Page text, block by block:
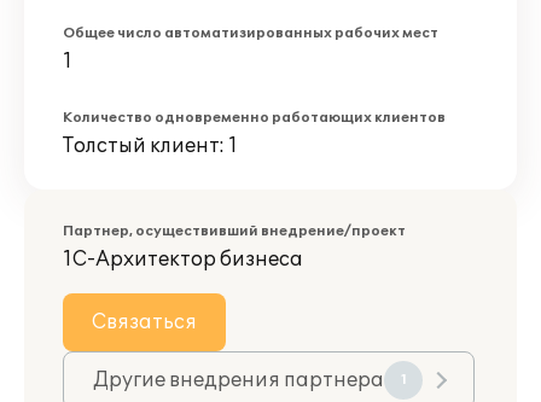
Общее число автоматизированных рабочих мест
1
Количество одновременно работающих клиентов
Толстый клиент: 1
Партнер, осуществивший внедрение/проект
1С-Архитектор бизнеса
Связаться
Другие внедрения партнера 1